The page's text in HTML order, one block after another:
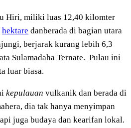
Hiri, miliki luas 12,40 kilomter
hektare danberada di bagian utara
berjarak kurang lebih 6,3
Sulamadaha Ternate. Pulau ini
luar biasa.
kepulauan vulkanik dan berada di
dia tak hanya menyimpan
juga budaya dan kearifan lokal.